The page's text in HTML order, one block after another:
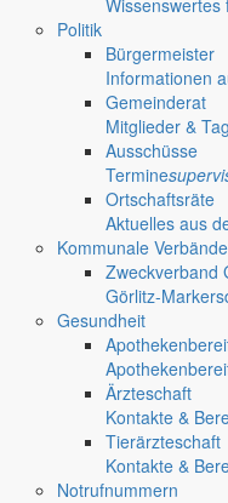
Wissenswertes
Politik
Bürgermeister
Informationen
Gemeinderat
Mitglieder &
Ausschüsse
Termine
Ortschaftsräte
Aktuelles aus
Kommunale Verbände
Zweckverband
Görlitz-
Gesundheit
Ärzteschaft
Kontakte &
Tierärzteschaft
Kontakte &
Notrufnummern